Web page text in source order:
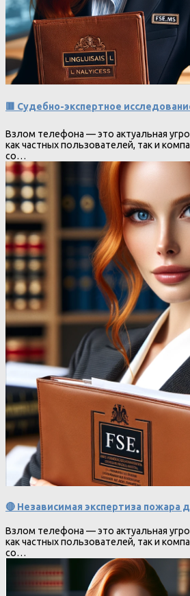
🟥 Судебно-экспертное
Взлом телефона — это актуальная
как частных пользователей, так и
со…
🔴 Независимая экспертиза пожара
Взлом телефона — это актуальная
как частных пользователей, так и
со…